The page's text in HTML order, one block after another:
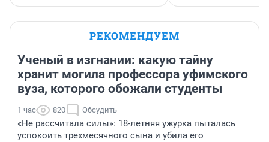
РЕКОМЕНДУЕМ
Ученый в изгнании: какую тайну
хранит могила профессора уфимского
вуза, которого обожали студенты
1 час 820 Обсудить
«Не рассчитала силы»: 18-летняя ужурка пыталась
успокоить трехмесячного сына и убила его